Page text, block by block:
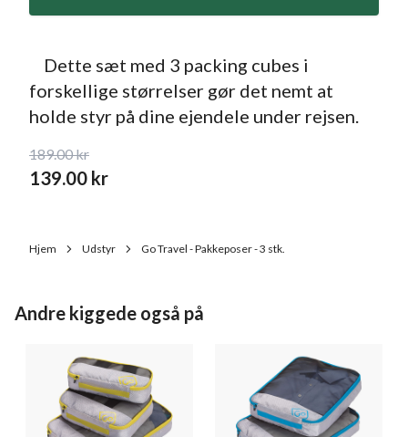
Dette sæt med 3 packing cubes i
forskellige størrelser gør det nemt at
holde styr på dine ejendele under rejsen.
189.00kr
139.00 kr
Hjem Udstyr Go Travel - Pakkeposer - 3 stk.
Andre kiggede også på